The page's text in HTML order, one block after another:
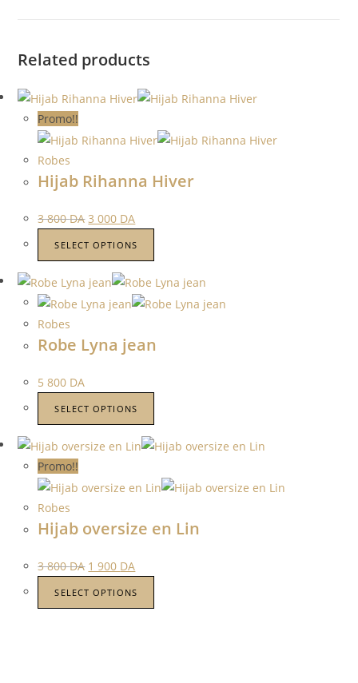
Related products
Promo!!
Robes
Hijab Rihanna Hiver
3 800DA 3 000 DA
SELECT OPTIONS
Robes
Robe Lyna jean
5 800 DA
SELECT OPTIONS
Promo!!
Robes
Hijab oversize en Lin
3 800DA 1 900 DA
SELECT OPTIONS